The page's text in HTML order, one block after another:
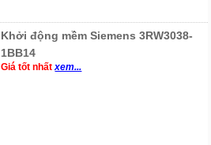
Khởi động mềm Siemens 3RW3038-
1BB14
Giá tốt nhấtxem...